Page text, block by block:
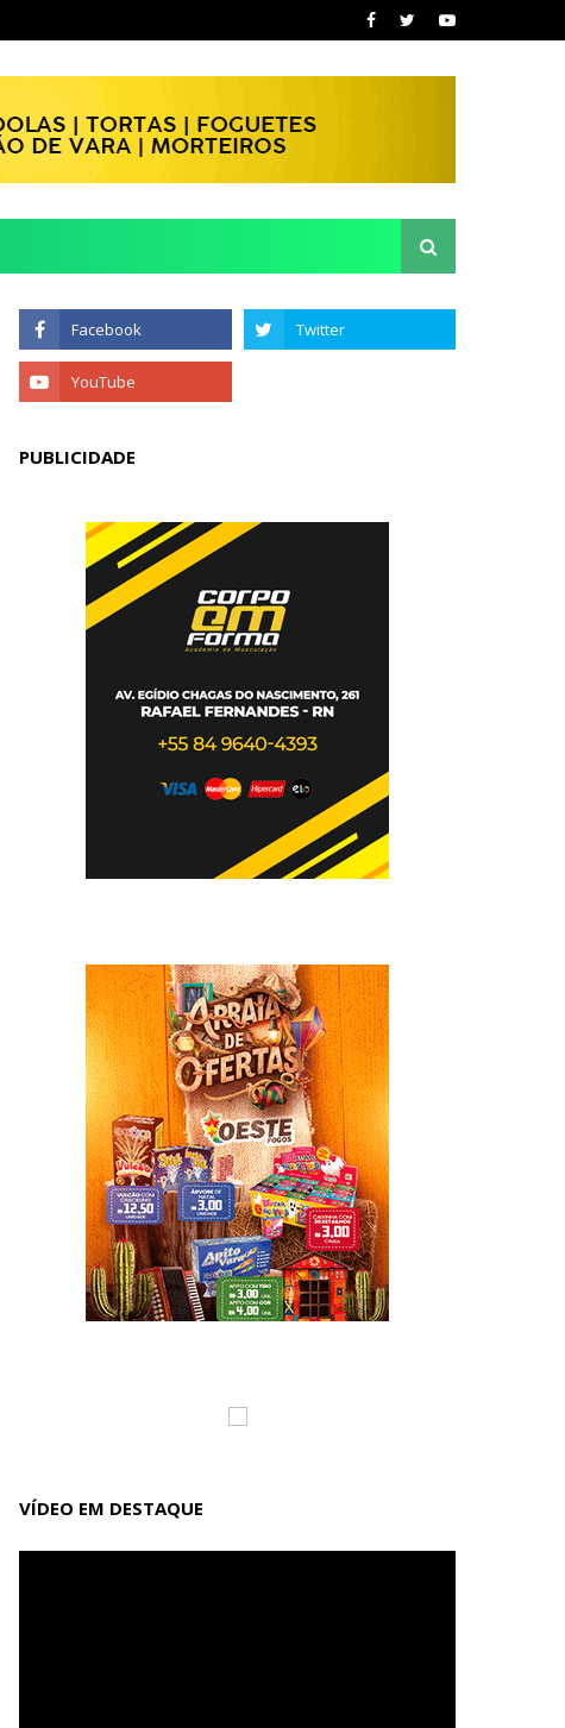
PUBLICIDADE
VÍDEO EM DESTAQUE